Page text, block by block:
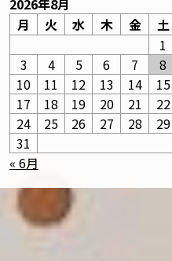
2026年8月
月
火 水 木 金 土
1
3
4 5 6 7 8
10
11 12 13 14 15
17
18 19 20 21 22
24
25 26 27 28 29
31
« 6月